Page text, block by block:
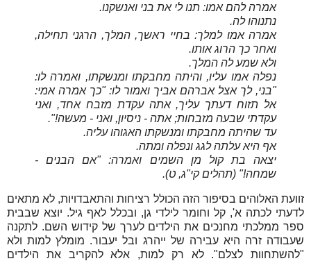
אמרה להם אמו: תנו לי את בני ואנשקנו.
נתנוהו לה.
אמרה אמו למלך: בחיי ראשך, המלך, הרגני תחילה,
ואחר כך הרוג אותו.
ולא שמע לה המלך.
נפלה אמו עליו, והיתה מחבקתו ומנשקתו, ואמרה לו:
"בני, לך אצל אברהם אביך ואמור לו: "כך אמרה אמי:
אל תזוח דעתך עליך, אתה עקדת מזבח אחד, ואני
עקדתי שבעה מזבחות; אתה - ניסיון, ואני - מעשה!".
עד שהיתה מחבקתו ומנשקתו האגוהו עליה.
אף היא עלתה לגג ונפלה ומתה.
יצאה בת קול מן השמים ואמרה: "אם הבנים -
שמחה!" (תהלים קי"ג, ט).
זוועת האלוהים בסיפור הזה הכולל רציחות והתאבדויות, לא מתאים
לדעתי לכתה א', קל וחומר לילדי גן, ובכלל לאף גיל. יוצא שבבית
ספר ממלכתי מחנכים את הילדים לערך של קידוש השם. לתקנה
שעבודה זרה היא עבירה של ייהרג ובל יעבור. מומלץ למות ולא
"להשתחוות לצלם". לא רק למות, אלא להקריב את הילדים